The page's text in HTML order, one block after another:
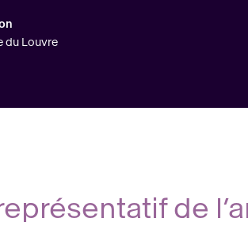
du Louvre
de